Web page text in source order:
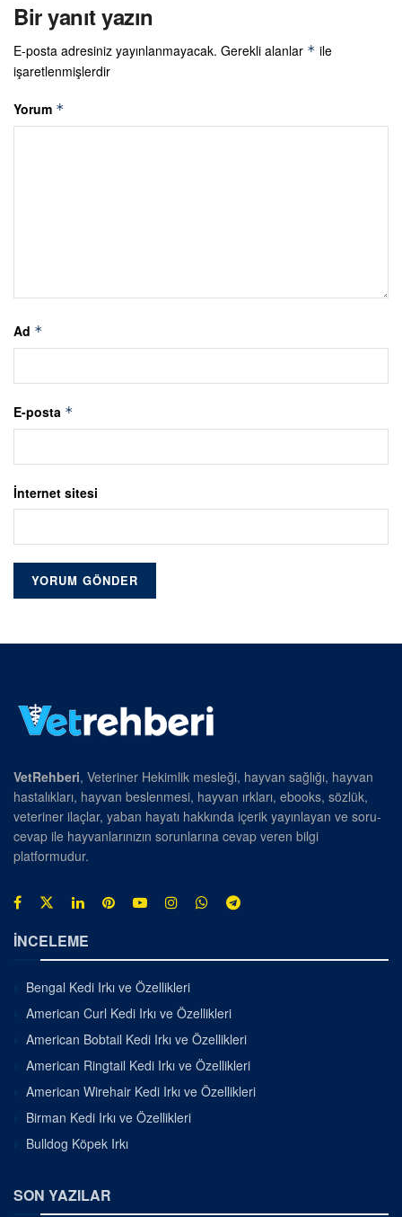
Bir yanıt yazın
E-posta adresiniz yayınlanmayacak. Gerekli alanlar * ile
işaretlenmişlerdir
Yorum *
Ad *
E-posta *
İnternet sitesi
VetRehberi, Veteriner Hekimlik mesleği, hayvan sağlığı, hayvan
hastalıkları, hayvan beslenmesi, hayvan ırkları, ebooks, sözlük,
veteriner ilaçlar, yaban hayatı hakkında içerik yayınlayan ve soru-
cevap ile hayvanlarınızın sorunlarına cevap veren bilgi
platformudur.
İNCELEME
Bengal Kedi Irkı ve Özellikleri
American Curl Kedi Irkı ve Özellikleri
American Bobtail Kedi Irkı ve Özellikleri
American Ringtail Kedi Irkı ve Özellikleri
American Wirehair Kedi Irkı ve Özellikleri
Birman Kedi Irkı ve Özellikleri
Bulldog Köpek Irkı
SON YAZILAR